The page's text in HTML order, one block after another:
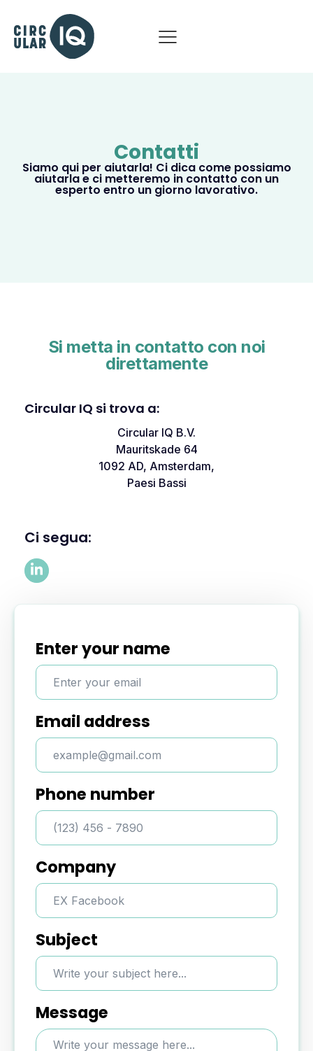
Contatti
Siamo qui per aiutarla! Ci dica come possiamo
aiutarla e ci metteremo in contatto con un
esperto entro un giorno lavorativo.
Si metta in contatto con noi
direttamente
Circular IQ si trova a:
Circular IQ B.V.
Mauritskade 64
1092 AD, Amsterdam,
Paesi Bassi
Ci segua:
Enter your name
Email address
Phone number
Company
Subject
Message